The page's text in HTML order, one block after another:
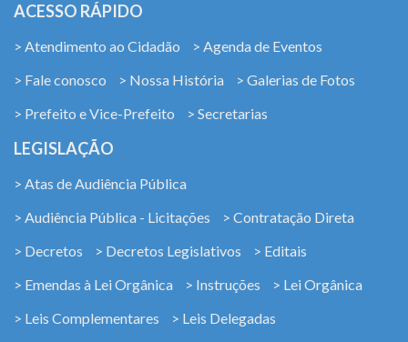
ACESSO RÁPIDO
> Atendimento ao Cidadão
> Agenda de Eventos
> Fale conosco
> Nossa História
> Galerias de Fotos
> Prefeito e Vice-Prefeito
> Secretarias
LEGISLAÇÃO
> Atas de Audiência Pública
> Audiência Pública - Licitações
> Contratação Direta
> Decretos
> Decretos Legislativos
> Editais
> Emendas à Lei Orgânica
> Instruções
> Lei Orgânica
> Leis Complementares
> Leis Delegadas